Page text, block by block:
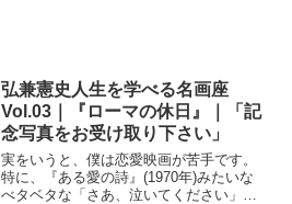
弘兼憲史人生を学べる名画座
Vol.03｜『ローマの休日』｜「記
念写真をお受け取り下さい」
実をいうと、僕は恋愛映画が苦手です。
特に、『ある愛の詩』(1970年)みたいな
べタベタな「さあ、泣いてください」と